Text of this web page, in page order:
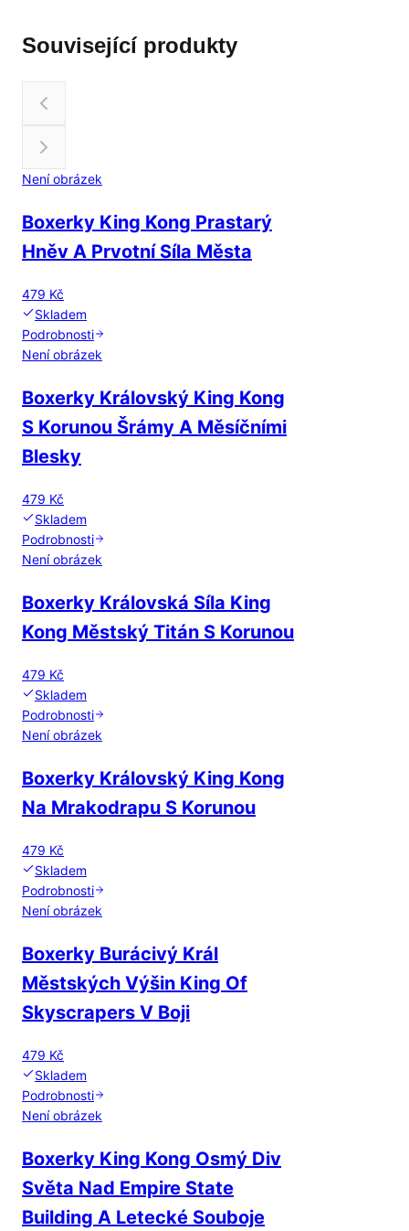
Související produkty
Není obrázek
Boxerky King Kong Prastarý
Hněv A Prvotní Síla Města
479 Kč
Skladem
Podrobnosti
Není obrázek
Boxerky Královský King Kong
S Korunou Šrámy A Měsíčními
Blesky
479 Kč
Skladem
Podrobnosti
Není obrázek
Boxerky Královská Síla King
Kong Městský Titán S Korunou
479 Kč
Skladem
Podrobnosti
Není obrázek
Boxerky Královský King Kong
Na Mrakodrapu S Korunou
479 Kč
Skladem
Podrobnosti
Není obrázek
Boxerky Burácivý Král
Městských Výšin King Of
Skyscrapers V Boji
479 Kč
Skladem
Podrobnosti
Není obrázek
Boxerky King Kong Osmý Div
Světa Nad Empire State
Building A Letecké Souboje